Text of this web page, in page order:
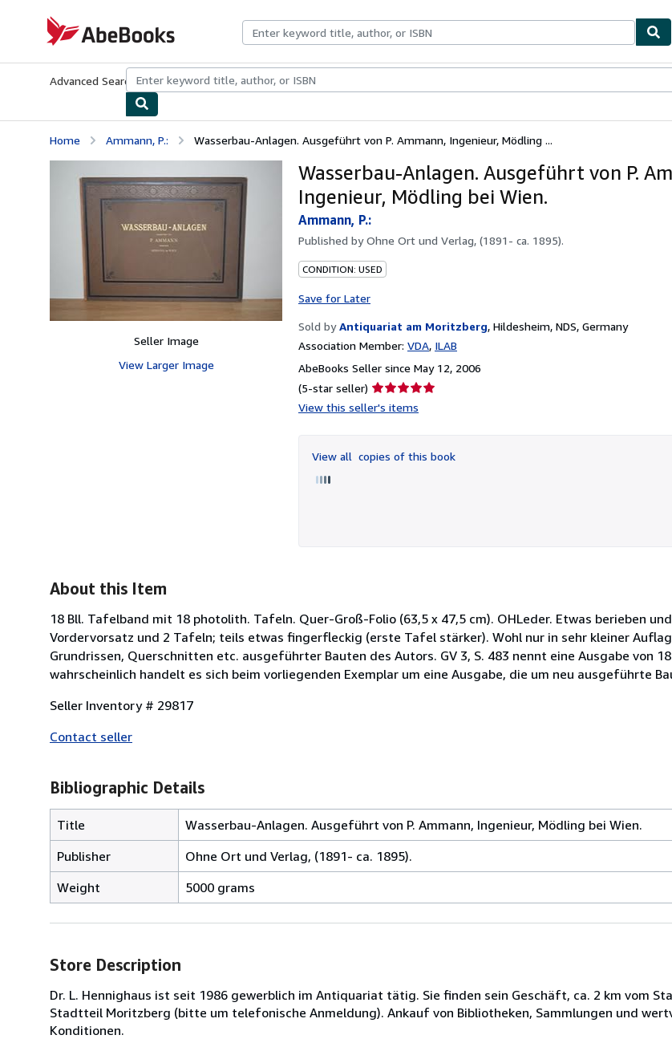
AbeBooks.com
Advanced Search Browse CollectionsRare BooksArt & Collectibles
Home Ammann, P.: Wasserbau-Anlagen. Ausgeführt von P. Ammann, Ingenieur, Mödling ...
Seller Image
View Larger Image
Wasserbau-Anlagen. Ausgeführt von P.
Ingenieur, Mödling bei Wien.
Ammann, P.:
Published byOhne Ort und Verlag, (1891- ca. 1895).
CONDITION: USED
Save for Later
Sold by Antiquariat am Moritzberg, Hildesheim, NDS, Germany
Association Member: VDA ILAB
AbeBooks Seller since May 12, 2006
(5-star seller) Seller
rating
of
5
View this seller's items
View all copies of this book
About this Item
18 Bll. Tafelband mit 18 photolith. Tafeln. Quer-Groß-Folio (63,5 x 47,5 cm). OHLeder. Etwas berieben
Vordervorsatz und 2 Tafeln; teils etwas fingerfleckig (erste Tafel stärker). Wohl nur in sehr kleiner
Grundrissen, Querschnitten etc. ausgeführter Bauten des Autors. GV 3, S. 483 nennt eine Ausgabe von
wahrscheinlich handelt es sich beim vorliegenden Exemplar um eine Ausgabe, die um neu ausgeführte
Seller Inventory # 29817
Contact seller
Bibliographic Details
Title
Wasserbau-Anlagen. Ausgeführt von P. Ammann, Ingenieur, Mödling bei Wien.
Publisher
Ohne Ort und Verlag, (1891- ca. 1895).
Weight
5000 grams
Store Description
Dr. L. Hennighaus ist seit 1986 gewerblich im Antiquariat tätig. Sie finden sein Geschäft, ca. 2 km vom
Stadtteil Moritzberg (bitte um telefonische Anmeldung). Ankauf von Bibliotheken, Sammlungen und
Konditionen.